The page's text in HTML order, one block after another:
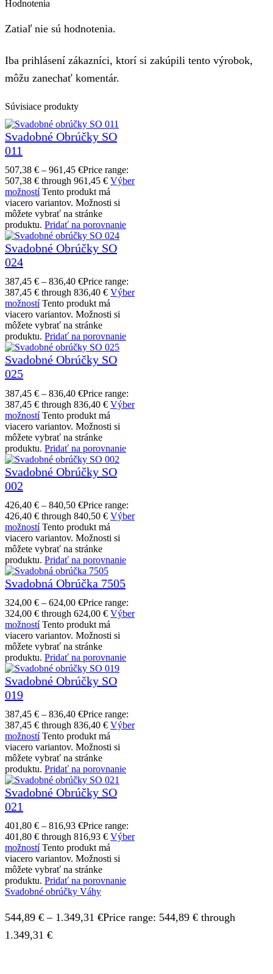
Hodnotenia
Zatiaľ nie sú hodnotenia.
Iba prihlásení zákazníci, ktorí si zakúpili tento výrobok,
môžu zanechať komentár.
Súvisiace produkty
Svadobné Obrúčky SO
011
507,38 € – 961,45 €Price range:
507,38 € through 961,45 € Výber
možností Tento produkt má
viacero variantov. Možnosti si
môžete vybrať na stránke
produktu. Pridať na porovnanie
Svadobné Obrúčky SO
024
387,45 € – 836,40 €Price range:
387,45 € through 836,40 € Výber
možností Tento produkt má
viacero variantov. Možnosti si
môžete vybrať na stránke
produktu. Pridať na porovnanie
Svadobné Obrúčky SO
025
387,45 € – 836,40 €Price range:
387,45 € through 836,40 € Výber
možností Tento produkt má
viacero variantov. Možnosti si
môžete vybrať na stránke
produktu. Pridať na porovnanie
Svadobné Obrúčky SO
002
426,40 € – 840,50 €Price range:
426,40 € through 840,50 € Výber
možností Tento produkt má
viacero variantov. Možnosti si
môžete vybrať na stránke
produktu. Pridať na porovnanie
Svadobná Obrúčka 7505
324,00 € – 624,00 €Price range:
324,00 € through 624,00 € Výber
možností Tento produkt má
viacero variantov. Možnosti si
môžete vybrať na stránke
produktu. Pridať na porovnanie
Svadobné Obrúčky SO
019
387,45 € – 836,40 €Price range:
387,45 € through 836,40 € Výber
možností Tento produkt má
viacero variantov. Možnosti si
môžete vybrať na stránke
produktu. Pridať na porovnanie
Svadobné Obrúčky SO
021
401,80 € – 816,93 €Price range:
401,80 € through 816,93 € Výber
možností Tento produkt má
viacero variantov. Možnosti si
môžete vybrať na stránke
produktu. Pridať na porovnanie
Svadobné obrúčky Váhy
544,89 € – 1.349,31 €Price range: 544,89 € through
1.349,31 €